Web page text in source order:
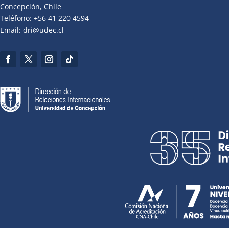
Concepción, Chile
Teléfono: +56 41 220 4594
Email: dri@udec.cl